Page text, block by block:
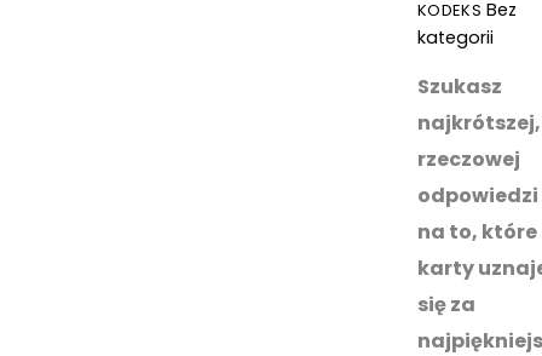
KODEKS Bez
kategorii
Szukasz
najkrótszej,
rzeczowej
odpowiedzi
na to, które
karty
się za